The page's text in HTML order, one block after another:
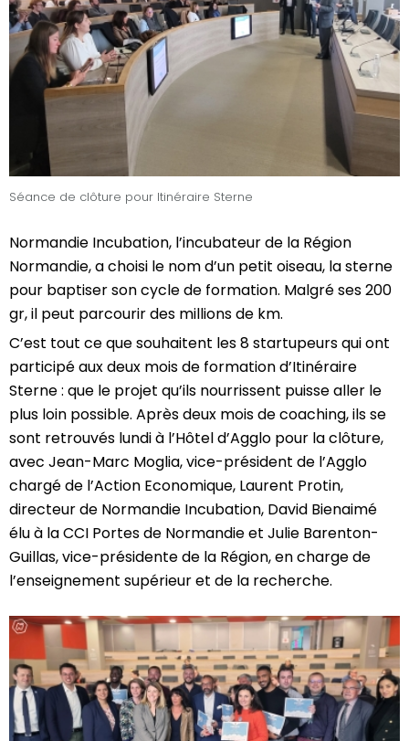
Séance de clôture pour Itinéraire Sterne
Normandie Incubation, l’incubateur de la Région
Normandie, a choisi le nom d’un petit oiseau, la sterne
pour baptiser son cycle de formation. Malgré ses 200
gr, il peut parcourir des millions de km.
C’est tout ce que souhaitent les 8 startupeurs qui ont
participé aux deux mois de formation d’Itinéraire
Sterne : que le projet qu’ils nourrissent puisse aller le
plus loin possible. Après deux mois de coaching, ils se
sont retrouvés lundi à l’Hôtel d’Agglo pour la clôture,
avec Jean-Marc Moglia, vice-président de l’Agglo
chargé de l’Action Economique, Laurent Protin,
directeur de Normandie Incubation, David Bienaimé
élu à la CCI Portes de Normandie et Julie Barenton-
Guillas, vice-présidente de la Région, en charge de
l’enseignement supérieur et de la recherche.